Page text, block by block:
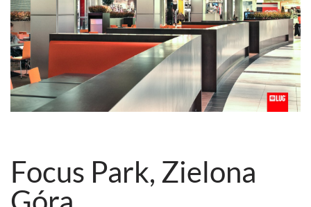
Focus Park, Zielona